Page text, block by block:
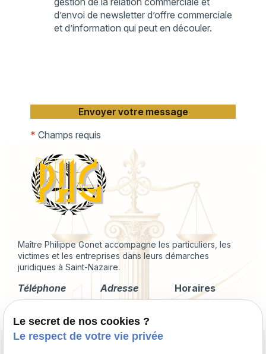
d’envoi de newsletter d’offre commerciale
et d’information qui peut en découler.
* Champs requis
Maître Philippe Gonet accompagne les particuliers, les
victimes et les entreprises dans leurs démarches
juridiques à Saint-Nazaire.
Téléphone
Adresse
Corps de
Garde
44600 Saint-
Horaires
Le secret de nos cookies ?
Le respect de votre vie privée